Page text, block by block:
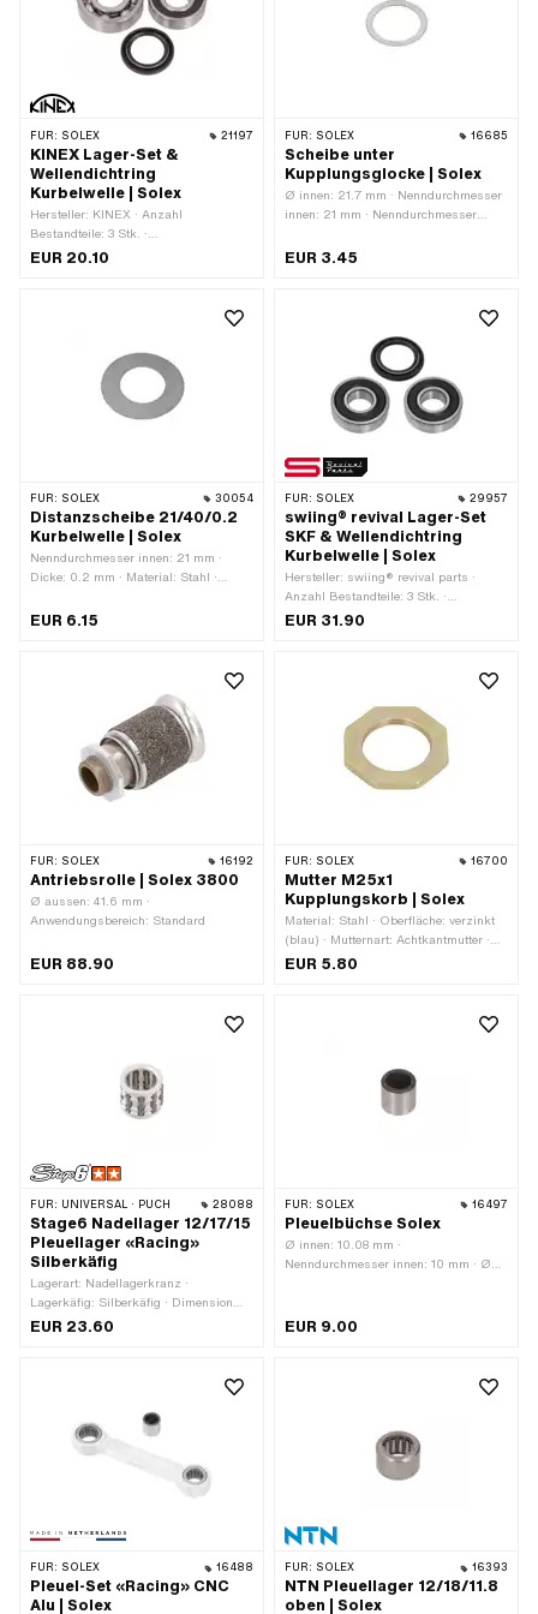
12 mm · Ø innen: 17 mm · Ø aussen:
FÜR: SOLEX 21197
KINEX Lager-Set &
Wellendichtring
Kurbelwelle | Solex
Hersteller: KINEX · Anzahl
Bestandteile: 3 Stk. ·
Anwendungsbereich: Standard
EUR 20.10
FÜR: SOLEX 16685
Scheibe unter
Kupplungsglocke | Solex
Ø innen: 21.7 mm · Nenndurchmesser
innen: 21 mm · Nenndurchmesser
· Dicke: 0.5 mm
EUR 3.45
FÜR: SOLEX 30054
Distanzscheibe 21/40/0.2
Kurbelwelle | Solex
Nenndurchmesser innen: 21 mm ·
Dicke: 0.2 mm · Material: Stahl ·
21.4 mm · Ø aussen: 39.9 mm
EUR 6.15
FÜR: SOLEX 29957
swiing® revival Lager-Set
SKF & Wellendichtring
Kurbelwelle | Solex
Hersteller: swiing® revival parts ·
Anzahl Bestandteile: 3 Stk. ·
Anwendungsbereich: Standard
EUR 31.90
FÜR: SOLEX 16192
Antriebsrolle | Solex 3800
Ø aussen: 41.6 mm ·
Anwendungsbereich: Standard
EUR 88.90
FÜR: SOLEX 16700
Mutter M25x1
Kupplungskorb | Solex
Material: Stahl · Oberfläche: verzinkt
(blau) · Mutternart: Achtkantmutter ·
Gewindeart: MF25x1 (Feingewinde) ·
EUR 5.80
FÜR: UNIVERSAL · PUCH 28088
Stage6 Nadellager 12/17/15
Pleuellager «Racing»
Silberkäfig
Lagerart: Nadellagerkranz ·
Lagerkäfig: Silberkäfig · Dimension
Nadellager: 12/17 x 15 · Ø innen: 12
EUR 23.60
FÜR: SOLEX 16497
Pleuelbüchse Solex
Ø innen: 10.08 mm ·
Nenndurchmesser innen: 10 mm · Ø
EUR 9.00
FÜR: SOLEX 16488
Pleuel-Set «Racing» CNC
Alu | Solex
FÜR: SOLEX 16393
NTN Pleuellager 12/18/11.8
oben | Solex